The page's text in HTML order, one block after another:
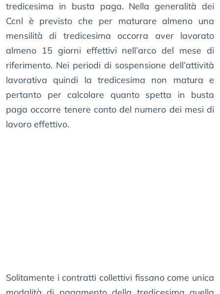
tredicesima in busta paga. Nella generalità dei
Ccnl è previsto che per maturare almeno una
mensilità di tredicesima occorra aver lavorato
almeno 15 giorni effettivi nell’arco del mese di
riferimento. Nei periodi di sospensione dell’attività
lavorativa quindi la tredicesima non matura e
pertanto per calcolare quanto spetta in busta
paga occorre tenere conto del numero dei mesi di
lavoro effettivo.
Solitamente i contratti collettivi fissano come unica